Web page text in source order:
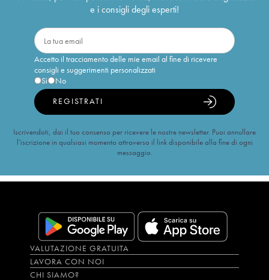
e i consigli degli esperti!
Accetto il tracciamento delle mie email al fine di ricevere
consigli e suggerimenti personalizzati
Sì
No
REGISTRATI
Iscrivendoti, dai il tuo consenso per ricevere le nostre newsletter. Puoi annullare
l’iscrizione in qualsiasi momento attraverso il link disponibile alla fine di ogni
messaggio.
VALUTAZIONE GRATUITA
LAVORA CON NOI
CHI SIAMO?